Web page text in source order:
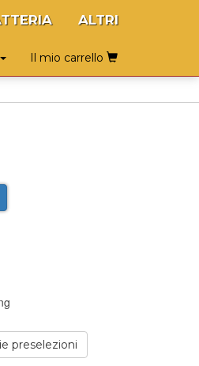
ALTRI
Il mio carrello
preselezioni